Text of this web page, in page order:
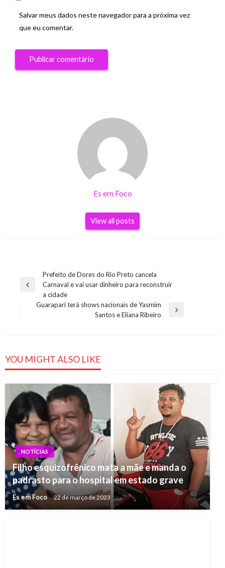
Salvar meus dados neste navegador para a próxima vez
que eu comentar.
Es em Foco
View all posts
Navegação
de
Post
Previous
Prefeito de Dores do Rio Preto cancela
Carnaval e vai usar dinheiro para reconstruir
a cidade
Guarapari terá shows nacionais de Yasmim
Santos e Eliana Ribeiro
YOU MIGHT ALSO LIKE
NOTÍCIAS
Filho esquizofrênico mata a mãe e manda o
padrasto para o hospital em estado grave
Es em Foco 22 de março de 2023